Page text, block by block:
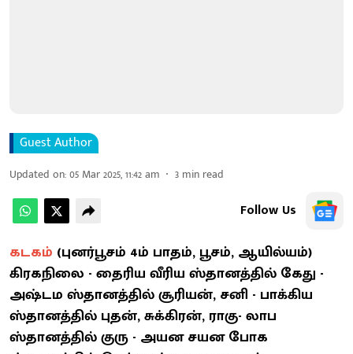
Guest Author
Updated on:05 Mar 2025, 11:42 am 3 min read
Follow Us
கடகம் (புனர்பூசம் 4ம் பாதம், பூசம், ஆயில்யம்)
கிரகநிலை - தைரிய வீரிய ஸ்தானத்தில் கேது -
அஷ்டம ஸ்தானத்தில் சூரியன், சனி - பாக்கிய
ஸ்தானத்தில் புதன், சுக்கிரன், ராகு- லாப
ஸ்தானத்தில் குரு - அயன சயன போக